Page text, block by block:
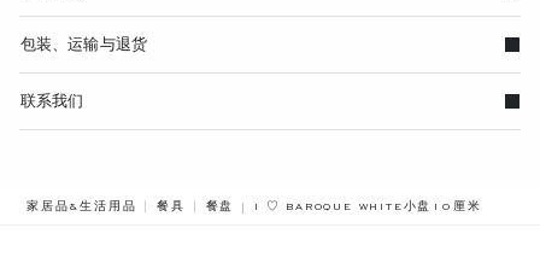
包装、运输与退货
联系我们
家居品&生活用品 餐具 餐盘 BREADCRUMB.ADA.LABEL.CURRENT
I ♡ BAROQUE WHITE小盘10厘米